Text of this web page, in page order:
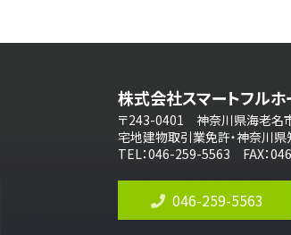
4ＬＤＫ
桜ヶ丘駅
バ14分 ・歩4分
LDK約20帖とゆとりある広さ！WIC
の…
3,990万円
株式会社スマートフルホ
〒243-0401 神奈川県海老名
宅地建物取引業免許・神奈川
TEL：046-259-5563 FAX：
046-259-5563